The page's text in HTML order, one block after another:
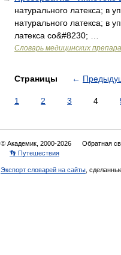
натурального латекса; в
натурального латекса; в
латекса со&#8230; …
Словарь медицинских
Страницы ←
1 2 3 4
© Академик, 2000-2026 Обратная
👣 Путешествия
Экспорт словарей на сайты ,